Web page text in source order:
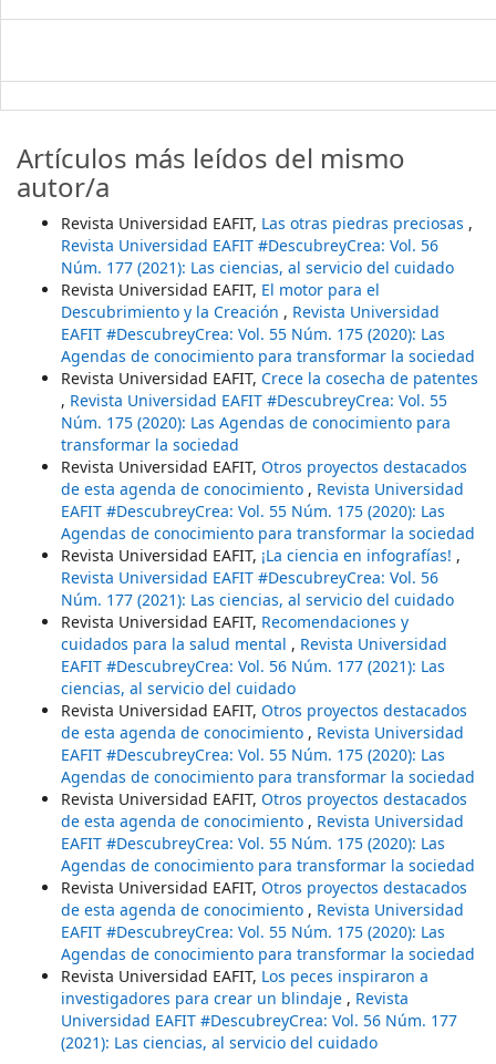
Artículos más leídos del mismo
autor/a
Revista Universidad EAFIT, Las otras piedras preciosas ,
Revista Universidad EAFIT #DescubreyCrea: Vol. 56
Núm. 177 (2021): Las ciencias, al servicio del cuidado
Revista Universidad EAFIT, El motor para el
Descubrimiento y la Creación , Revista Universidad
EAFIT #DescubreyCrea: Vol. 55 Núm. 175 (2020): Las
Agendas de conocimiento para transformar la sociedad
Revista Universidad EAFIT, Crece la cosecha de patentes
, Revista Universidad EAFIT #DescubreyCrea: Vol. 55
Núm. 175 (2020): Las Agendas de conocimiento para
transformar la sociedad
Revista Universidad EAFIT, Otros proyectos destacados
de esta agenda de conocimiento , Revista Universidad
EAFIT #DescubreyCrea: Vol. 55 Núm. 175 (2020): Las
Agendas de conocimiento para transformar la sociedad
Revista Universidad EAFIT, ¡La ciencia en infografías! ,
Revista Universidad EAFIT #DescubreyCrea: Vol. 56
Núm. 177 (2021): Las ciencias, al servicio del cuidado
Revista Universidad EAFIT, Recomendaciones y
cuidados para la salud mental , Revista Universidad
EAFIT #DescubreyCrea: Vol. 56 Núm. 177 (2021): Las
ciencias, al servicio del cuidado
Revista Universidad EAFIT, Otros proyectos destacados
de esta agenda de conocimiento , Revista Universidad
EAFIT #DescubreyCrea: Vol. 55 Núm. 175 (2020): Las
Agendas de conocimiento para transformar la sociedad
Revista Universidad EAFIT, Otros proyectos destacados
de esta agenda de conocimiento , Revista Universidad
EAFIT #DescubreyCrea: Vol. 55 Núm. 175 (2020): Las
Agendas de conocimiento para transformar la sociedad
Revista Universidad EAFIT, Otros proyectos destacados
de esta agenda de conocimiento , Revista Universidad
EAFIT #DescubreyCrea: Vol. 55 Núm. 175 (2020): Las
Agendas de conocimiento para transformar la sociedad
Revista Universidad EAFIT, Los peces inspiraron a
investigadores para crear un blindaje , Revista
Universidad EAFIT #DescubreyCrea: Vol. 56 Núm. 177
(2021): Las ciencias, al servicio del cuidado